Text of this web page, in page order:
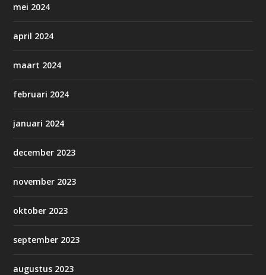
mei 2024
april 2024
maart 2024
februari 2024
januari 2024
december 2023
november 2023
oktober 2023
september 2023
augustus 2023